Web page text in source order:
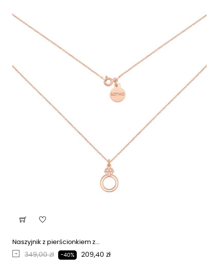
Naszyjnik z pierścionkiem z...
Regularna cena
349,00 zł -40% Cena
209,40 zł